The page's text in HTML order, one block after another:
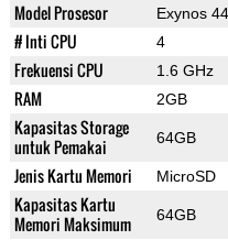
Model Prosesor Exynos
# Inti CPU 4
Frekuensi CPU 1.6 GHz
RAM 2GB
Kapasitas Storage
untuk Pemakai
64GB
Jenis Kartu Memori MicroSD
Kapasitas Kartu
Memori Maksimum
64GB